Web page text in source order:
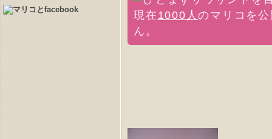
現在 1000人のマリコを
ん。